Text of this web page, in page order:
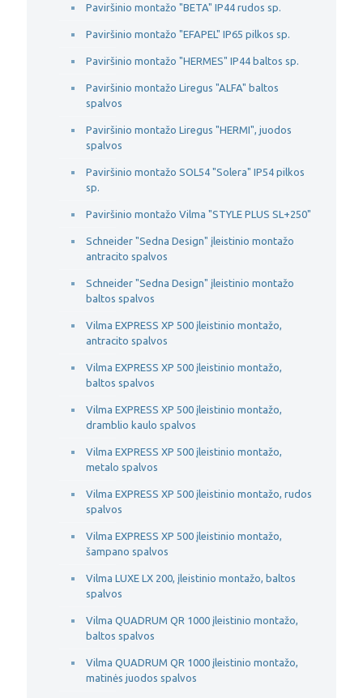
Paviršinio montažo "BETA" IP44 rudos sp.
Paviršinio montažo "EFAPEL" IP65 pilkos sp.
Paviršinio montažo "HERMES" IP44 baltos sp.
Paviršinio montažo Liregus "ALFA" baltos
spalvos
Paviršinio montažo Liregus "HERMI", juodos
spalvos
Paviršinio montažo SOL54 "Solera" IP54 pilkos
sp.
Paviršinio montažo Vilma "STYLE PLUS SL+250"
Schneider "Sedna Design" įleistinio montažo
antracito spalvos
Schneider "Sedna Design" įleistinio montažo
baltos spalvos
Vilma EXPRESS XP 500 įleistinio montažo,
antracito spalvos
Vilma EXPRESS XP 500 įleistinio montažo,
baltos spalvos
Vilma EXPRESS XP 500 įleistinio montažo,
dramblio kaulo spalvos
Vilma EXPRESS XP 500 įleistinio montažo,
metalo spalvos
Vilma EXPRESS XP 500 įleistinio montažo, rudos
spalvos
Vilma EXPRESS XP 500 įleistinio montažo,
šampano spalvos
Vilma LUXE LX 200, įleistinio montažo, baltos
spalvos
Vilma QUADRUM QR 1000 įleistinio montažo,
baltos spalvos
Vilma QUADRUM QR 1000 įleistinio montažo,
matinės juodos spalvos